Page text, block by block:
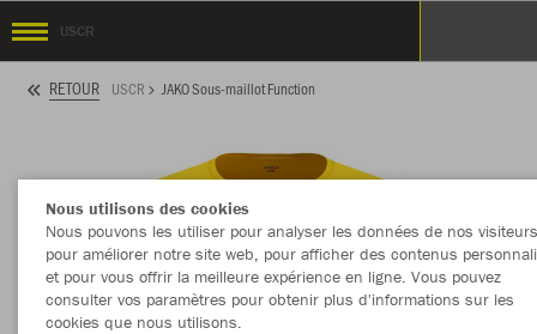
USCR
RETOUR USCR JAKO Sous-maillot Function
Nous utilisons des cookies
Nous pouvons les utiliser pour analyser les données de nos
pour améliorer notre site web, pour afficher des contenus
et pour vous offrir la meilleure expérience en ligne. Vous pouvez
consulter vos paramètres pour obtenir plus d'informations sur les
cookies que nous utilisons.